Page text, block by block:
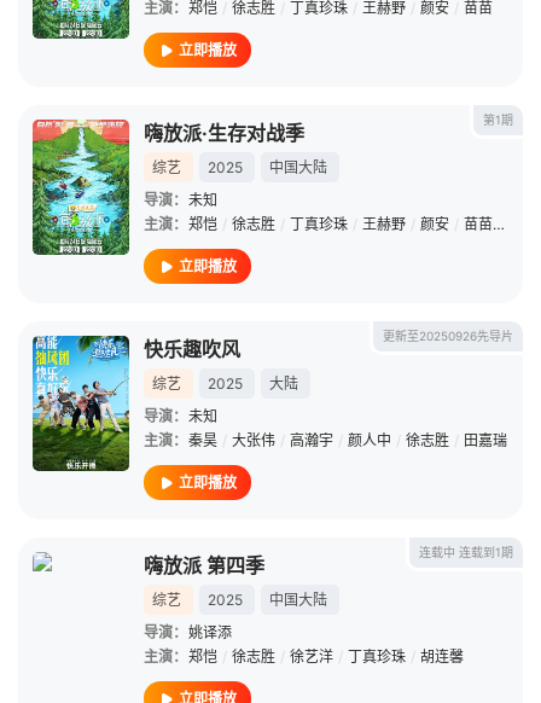
主演： 郑恺 / 徐志胜 / 丁真珍珠 / 王赫野 / 颜安 / 苗苗
立即播放
第1期
嗨放派·生存对战季
综艺 2025
中国大陆
导演： 未知
主演： 郑恺 / 徐志胜 / 丁真珍珠 / 王赫野 / 颜安 / 苗苗 /
立即播放
更新至20250926先导片
快乐趣吹风
综艺 2025
大陆
导演： 未知
主演： 秦昊 / 大张伟 / 高瀚宇 / 颜人中 / 徐志胜 / 田嘉瑞
立即播放
连载中 连载到1期
嗨放派 第四季
综艺 2025
中国大陆
导演： 姚译添
主演： 郑恺 / 徐志胜 / 徐艺洋 / 丁真珍珠 / 胡连馨
立即播放